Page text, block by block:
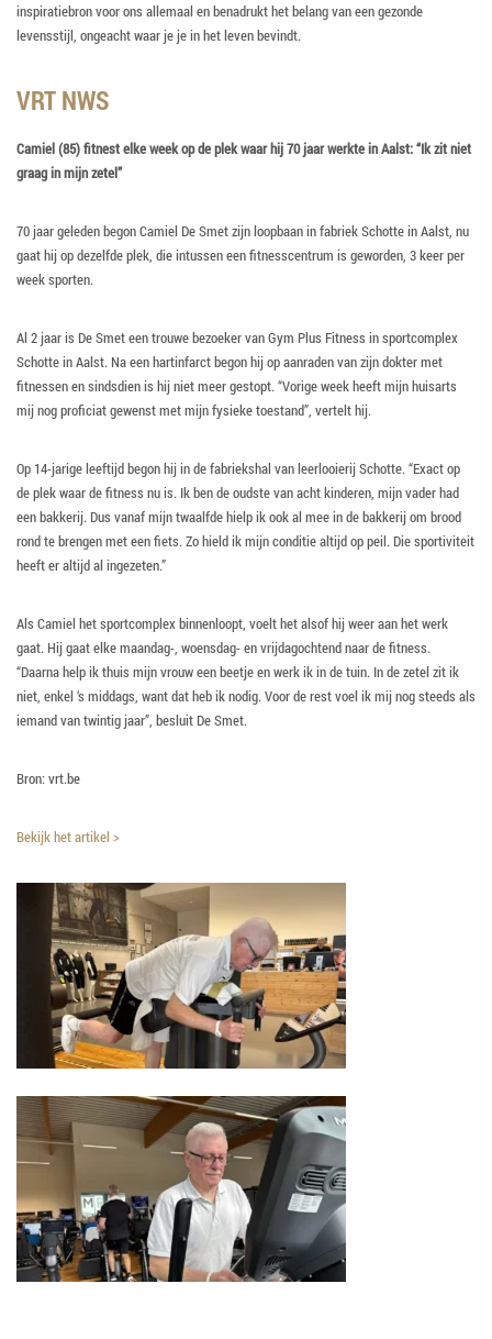
inspiratiebron voor ons allemaal en benadrukt het belang van een gezonde
levensstijl, ongeacht waar je je in het leven bevindt.
VRT NWS
Camiel (85) fitnest elke week op de plek waar hij 70 jaar werkte in Aalst: “Ik zit niet
graag in mijn zetel”
70 jaar geleden begon Camiel De Smet zijn loopbaan in fabriek Schotte in Aalst, nu
gaat hij op dezelfde plek, die intussen een fitnesscentrum is geworden, 3 keer per
week sporten.
Al 2 jaar is De Smet een trouwe bezoeker van Gym Plus Fitness in sportcomplex
Schotte in Aalst. Na een hartinfarct begon hij op aanraden van zijn dokter met
fitnessen en sindsdien is hij niet meer gestopt. “Vorige week heeft mijn huisarts
mij nog proficiat gewenst met mijn fysieke toestand”, vertelt hij.
Op 14-jarige leeftijd begon hij in de fabriekshal van leerlooierij Schotte. “Exact op
de plek waar de fitness nu is. Ik ben de oudste van acht kinderen, mijn vader had
een bakkerij. Dus vanaf mijn twaalfde hielp ik ook al mee in de bakkerij om brood
rond te brengen met een fiets. Zo hield ik mijn conditie altijd op peil. Die sportiviteit
heeft er altijd al ingezeten.”
Als Camiel het sportcomplex binnenloopt, voelt het alsof hij weer aan het werk
gaat. Hij gaat elke maandag-, woensdag- en vrijdagochtend naar de fitness.
“Daarna help ik thuis mijn vrouw een beetje en werk ik in de tuin. In de zetel zit ik
niet, enkel ‘s middags, want dat heb ik nodig. Voor de rest voel ik mij nog steeds als
iemand van twintig jaar”, besluit De Smet.
Bron: vrt.be
Bekijk het artikel >